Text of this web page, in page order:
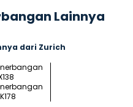
Lainnya
dari Zurich